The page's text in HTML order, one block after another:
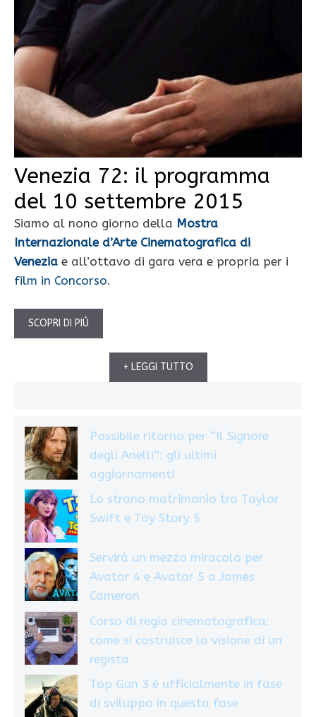
Venezia 72: il programma
del 10 settembre 2015
Siamo al nono giorno della Mostra
Internazionale d’Arte Cinematografica di
Venezia e all’ottavo di gara vera e propria per i
film in Concorso.
SCOPRI DI PIÙ
+ LEGGI TUTTO
Possibile ritorno per “Il Signore
degli Anelli”: gli ultimi
aggiornamenti
Lo strano matrimonio tra Taylor
Swift e Toy Story 5
Servirà un mezzo miracolo per
Avatar 4 e Avatar 5 a James
Cameron
Corso di regia cinematografica:
come si costruisce la visione di un
regista
Top Gun 3 è ufficialmente in fase
di sviluppo in questa fase